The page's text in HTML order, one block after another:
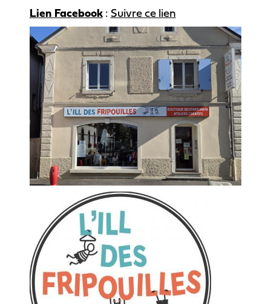
Lien Facebook: Suivre ce lien